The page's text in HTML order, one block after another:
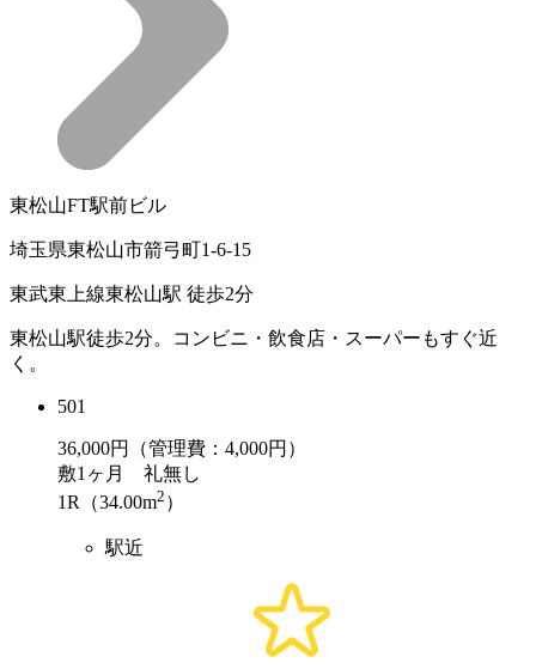
東松山FT駅前ビル
埼玉県東松山市箭弓町1-6-15
東武東上線東松山駅 徒歩2分
東松山駅徒歩2分。コンビニ・飲食店・スーパーもすぐ近
く。
501
36,000円（管理費：4,000円）
敷1ヶ月 礼無し
1R（34.00m2 ）
駅近